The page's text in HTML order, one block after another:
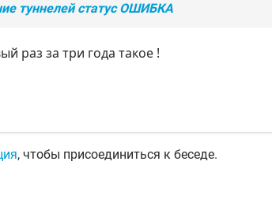
туннелей статус ОШИБКА
раз за три года такое !
, чтобы присоединиться к беседе.